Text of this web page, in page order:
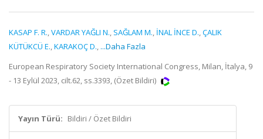
KASAP F. R.,VARDAR YAĞLI N., SAĞLAM M., İNAL İNCE D.,ÇALIK
KÜTÜKCÜ E.,KARAKOÇ D., ...Daha Fazla
European Respiratory Society International Congress, Milan, İtalya, 9
- 13 Eylül 2023, cilt.62, ss.3393, (Özet Bildiri)
Yayın Türü: Bildiri / Özet Bildiri